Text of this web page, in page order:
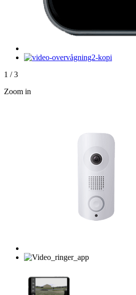
1 /3
Zoom in